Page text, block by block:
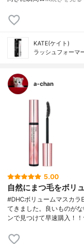
KATE(ケイト)
ラッシュフォーマ
a-chan
5.00
自然にまつ毛をボリ
#DHCボリュームマスカラ
てきました。良いものが
ンで見つけて早速購入！